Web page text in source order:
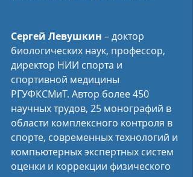
Сергей Левушкин – доктор
биологических наук, профессор,
директор НИИ спорта и
спортивной медицины
РГУФКСМиТ. Автор более 450
научных трудов, 25 монографий в
области комплексного контроля в
спорте, современных технологий и
компьютерных экспертных систем
оценки и коррекции физического